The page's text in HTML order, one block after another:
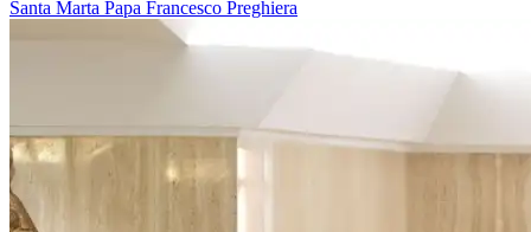
Santa Marta Papa Francesco Preghiera